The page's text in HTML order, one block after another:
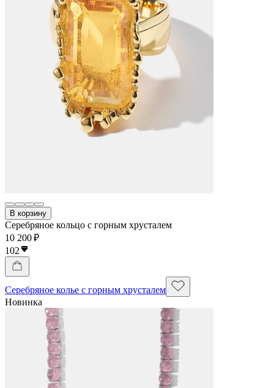
В корзину
Серебряное кольцо с горным хрусталем
10 200 ₽
102
Серебряное колье с горным хрусталем
Новинка